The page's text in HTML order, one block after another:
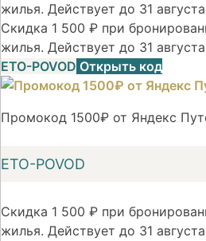
жилья. Действует до 31
Скидка 1 500 ₽ при
жилья. Действует до 31
ETO-POVOD Открыть код
Промокод 1500₽ от Яндекс
ETO-POVOD
Скидка 1 500 ₽ при
жилья. Действует до 31